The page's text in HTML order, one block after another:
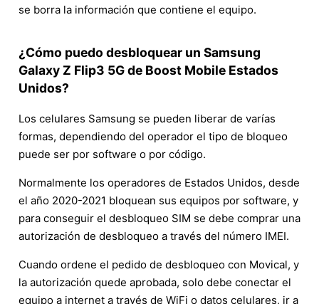
se borra la información que contiene el equipo.
¿Cómo puedo desbloquear un Samsung
Galaxy Z Flip3 5G de Boost Mobile Estados
Unidos?
Los celulares Samsung se pueden liberar de varías
formas, dependiendo del operador el tipo de bloqueo
puede ser por software o por código.
Normalmente los operadores de Estados Unidos, desde
el año 2020-2021 bloquean sus equipos por software, y
para conseguir el desbloqueo SIM se debe comprar una
autorización de desbloqueo a través del número IMEI.
Cuando ordene el pedido de desbloqueo con Movical, y
la autorización quede aprobada, solo debe conectar el
equipo a internet a través de WiFi o datos celulares, ir a